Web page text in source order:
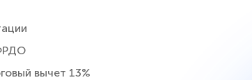
вычет 13%